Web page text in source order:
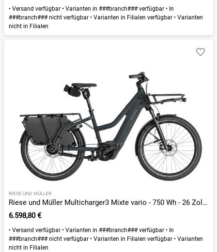
• Versand verfügbar • Varianten in ###branch### verfügbar • In
###branch### nicht verfügbar • Varianten in Filialen verfügbar • Varianten
nicht in Filialen
RIESE UND MÜLLER
Riese und Müller Multicharger3 Mixte vario - 750 Wh - 26 Zoll - Trapez - 2026
6.598,80 €
• Versand verfügbar • Varianten in ###branch### verfügbar • In
###branch### nicht verfügbar • Varianten in Filialen verfügbar • Varianten
nicht in Filialen